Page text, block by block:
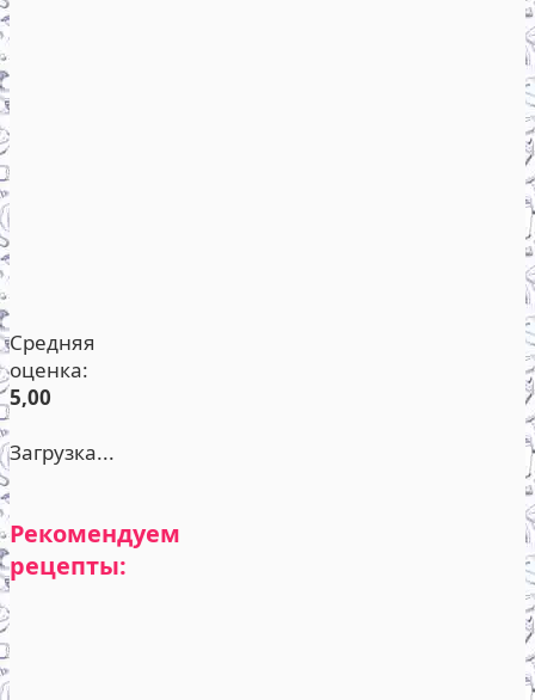
Средняя
оценка:
5,00
Загрузка...
Рекомендуем
рецепты: